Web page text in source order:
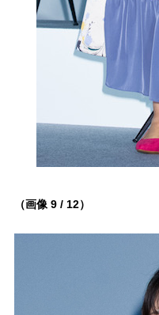
（画像 9 / 12）